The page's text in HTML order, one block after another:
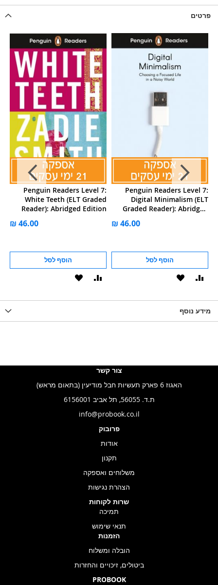
פרטים
Penguin Readers Level 7:
White Teeth (ELT Graded
Reader): Abridged Edition
הוסף לסל
הוסף
Penguin Readers Level 7:
Digital Minimalism (ELT
Graded Reader): Abridged
הוסף לסל
הוסף
מידע נוסף
צור קשר
האגוז 6 פארק תעשיות חבל מודיעין (בתאום מראש)
ת.ד. 56055, תל אביב 6156001
info@probook.co.il
פרובוק
אודות
תקנון
משלוחים ואספקה
הצהרת נגישות
שרות לקוחות
תמיכה
תנאי שימוש
הזמנות
הובלה ומשלוח
ביטולים, זיכויים והחזרות
PROBOOK